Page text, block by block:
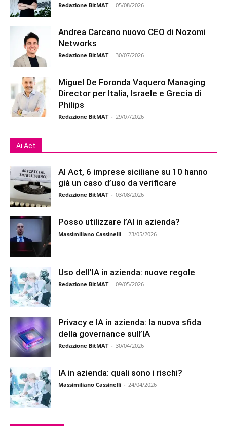
Redazione BitMAT - 05/08/2026
Andrea Carcano nuovo CEO di Nozomi
Networks
Redazione BitMAT - 30/07/2026
Miguel De Foronda Vaquero Managing
Director per Italia, Israele e Grecia di
Philips
Redazione BitMAT - 29/07/2026
Ai Act
AI Act, 6 imprese siciliane su 10 hanno
già un caso d’uso da verificare
Redazione BitMAT - 03/08/2026
Posso utilizzare l’AI in azienda?
Massimiliano Cassinelli - 23/05/2026
Uso dell’IA in azienda: nuove regole
Redazione BitMAT - 09/05/2026
Privacy e IA in azienda: la nuova sfida
della governance sull’IA
Redazione BitMAT - 30/04/2026
IA in azienda: quali sono i rischi?
Massimiliano Cassinelli - 24/04/2026